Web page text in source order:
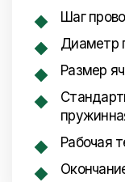
Шаг
Диаметр
Размер
Рабочая